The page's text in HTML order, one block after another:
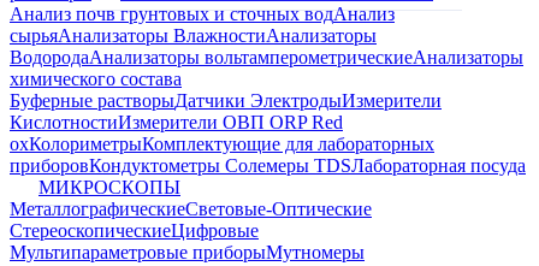
Анализ почв грунтовых и сточных водАнализ
сырьяАнализаторы ВлажностиАнализаторы
ВодородаАнализаторы вольтамперометрическиеАнализаторы
химического состава
Буферные растворыДатчики ЭлектродыИзмерители
КислотностиИзмерители ОВП ORP Red
oxКолориметрыКомплектующие для лабораторных
приборовКондуктометры Солемеры TDSЛабораторная посуда
МИКРОСКОПЫ
МеталлографическиеСветовые-Оптические
СтереоскопическиеЦифровые
Мультипараметровые приборыМутномеры